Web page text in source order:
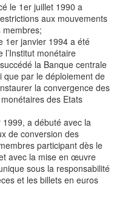
le 1er juillet 1990 a
aux mouvements
membres;
1er janvier 1994 a été
l’Institut monétaire
la Banque centrale
par le déploiement de
la convergence des
des Etats
1999, a débuté avec la
de conversion des
participant dès le
avec la mise en œuvre
sous la responsabilité
et les billets en euros